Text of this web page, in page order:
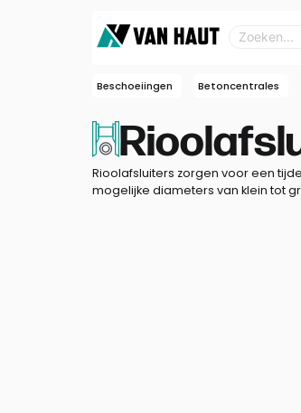
Beschoeiingen Betoncentrales
Rioolafsluiters zorgen voor een
mogelijke diameters van klein tot